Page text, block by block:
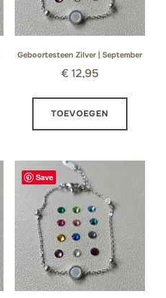
Geboortesteen Zilver | September
€ 12,95
TOEVOEGEN
Save